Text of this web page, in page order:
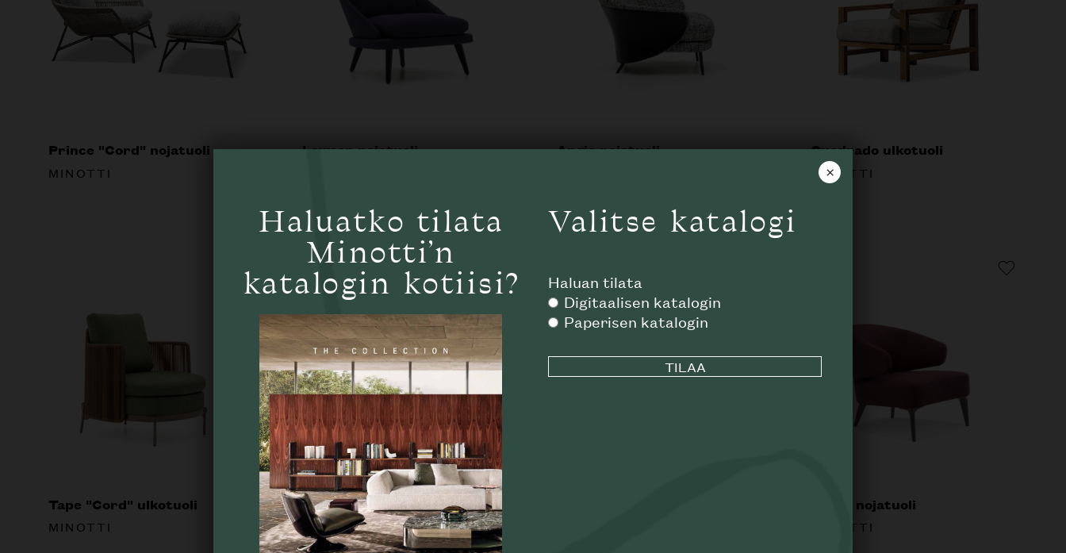
Prince "Cord" nojatuoli
MINOTTI
Lawson nojatuoli Angie nojatuoli Quadrado ulkotuoli
MINOTTI
Tape "Cord" ulkotuoli
MINOTTI
Shelley nojatuoli
MINOTTI
Aston nojatuoli
MINOTTI
Haluatko tilata
Minotti’n
katalogin kotiisi?
Valitse katalogi
Haluan tilata
Digitaalisen katalogin
Paperisen katalogin
×
Käytämme verkkosivustollamme evästeitä
käyttökokemuksesi optimoimiseksi. Napsauttamalla "Hyväksy"
suostut kaikkien verkkosivustomme evästeiden käyttöön.
Valitsemalla "Hylkää" sallit ainoastaan välttämättömien
evästeiden käytön, jolloin kaikkia sivuston toiminnallisuuksia ei
pystytä suorittamaan. Jos haluat poistaa joitakin evästeitä
käytöstä, käy evästeasetuksissa.
EVÄSTEASETUKSET